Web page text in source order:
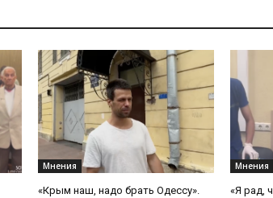
Мнения
«Крым наш, надо брать Одессу».
Мнения
«Я рад,